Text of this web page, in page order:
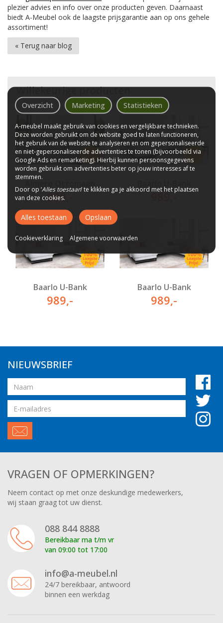
plezier advies en info over onze producten geven. Daarnaast
biedt A-Meubel ook de laagste prijsgarantie aan op ons gehele
assortiment!
« Terug naar blog
Willekeurige producten
880,- 989,-
Baarlo U-Bank
989,-
Baarlo U-Bank
989,-
NIEUWSBRIEF
Naam
Email
adres
VRAGEN OF OPMERKINGEN?
Neem contact op met onze deskundige medewerkers,
wij staan graag tot uw dienst.
088 844 8888
Bereikbaar ma t/m vr
van 09:00 tot 17:00
info@a-meubel.nl
24/7 bereikbaar, antwoord
binnen een werkdag
Overzicht Marketing Statistieken
A-meubel maakt gebruik van cookies en vergelijkbare technieken.
Deze worden gebruikt om de website goed te laten functioneren,
het gebruik van de website te analyseren en om gepersonaliseerde
en niet-gepersonaliseerde advertenties te tonen (bijvoorbeeld via
Google Ads en remarketing). Hierbij kunnen persoonsgegevens
worden gebruikt om advertenties beter op jouw interesses af te
stemmen.
Door op ‘Alles toestaan’ te klikken ga je akkoord met het plaatsen
van deze cookies.
Alles toestaan Opslaan
Cookieverklaring Algemene voorwaarden